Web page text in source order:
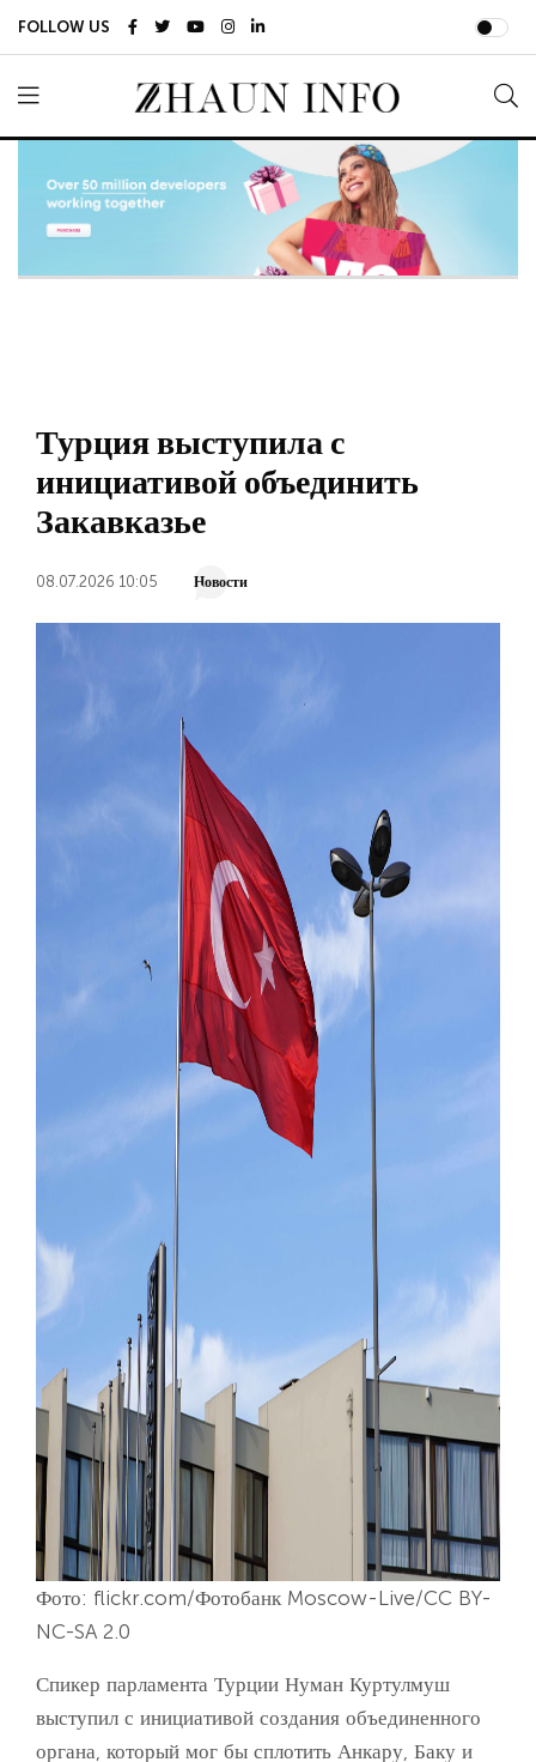
FOLLOW US
Турция выступила с
инициативой объединить
Закавказье
08.07.2026 10:05 Новости
Фото: flickr.com/Фотобанк Moscow-Live/CC BY-
NC-SA 2.0
Спикер парламента Турции Нуман Куртулмуш
выступил с инициативой создания объединенного
органа, который мог бы сплотить Анкару, Баку и